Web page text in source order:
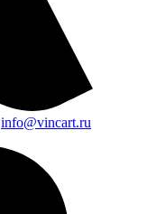
info@vincart.ru